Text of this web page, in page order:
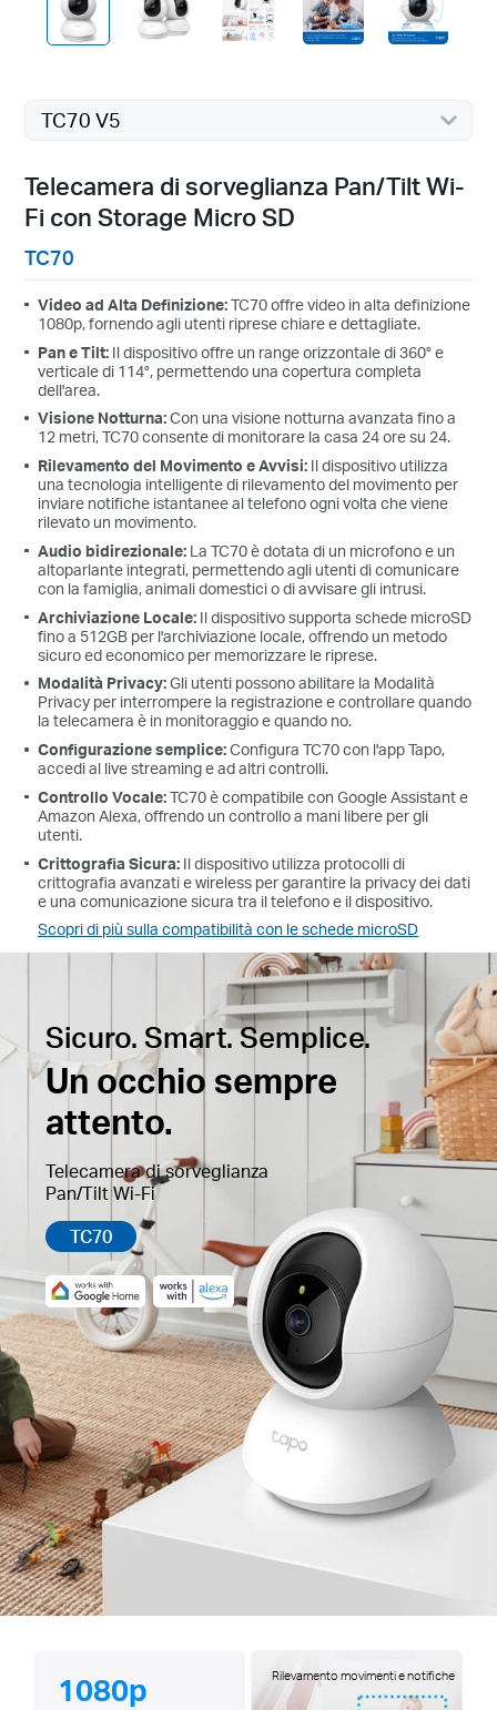
TC70 V5
Telecamera di sorveglianza Pan/Tilt Wi-
Fi con Storage Micro SD
TC70
Video ad Alta Definizione:TC70 offre video in alta definizione
1080p, fornendo agli utenti riprese chiare e dettagliate.
Pan e Tilt: Il dispositivo offre un range orizzontale di 360° e
verticale di 114°, permettendo una copertura completa
dell'area.
Visione Notturna:Con una visione notturna avanzata fino a
12 metri, TC70 consente di monitorare la casa 24 ore su 24.
Rilevamento del Movimento e Avvisi: Il dispositivo utilizza
una tecnologia intelligente di rilevamento del movimento per
inviare notifiche istantanee al telefono ogni volta che viene
rilevato un movimento.
Audio bidirezionale: La TC70 è dotata di un microfono e un
altoparlante integrati, permettendo agli utenti di comunicare
con la famiglia, animali domestici o di avvisare gli intrusi.
Archiviazione Locale: Il dispositivo supporta schede microSD
fino a 512GB per l'archiviazione locale, offrendo un metodo
sicuro ed economico per memorizzare le riprese.
Modalità Privacy:Gli utenti possono abilitare la Modalità
Privacy per interrompere la registrazione e controllare quando
la telecamera è in monitoraggio e quando no.
Configurazione semplice:Configura TC70 con l'app Tapo,
accedi al live streaming e ad altri controlli.
Controllo Vocale:TC70 è compatibile con Google Assistant e
Amazon Alexa, offrendo un controllo a mani libere per gli
utenti.
Crittografia Sicura: Il dispositivo utilizza protocolli di
crittografia avanzati e wireless per garantire la privacy dei dati
e una comunicazione sicura tra il telefono e il dispositivo.
Scopri di più sulla compatibilità con le schede microSD
Sicuro. Smart. Semplice.
Un occhio sempre
attento.
Telecamera di sorveglianza
Pan/Tilt Wi-Fi
TC70
1080p
Rilevamento movimenti e notifiche